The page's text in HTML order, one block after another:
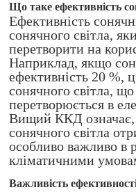
Що таке ефективність
Ефективність
сонячного світла,
перетворити на
Наприклад, якщо
ефективність 20 %,
сонячного світла,
перетворюється в
Вищий ККД означає,
сонячного світла
особливо важливо в
кліматичними
Важливість